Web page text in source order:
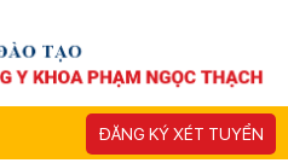
ĐĂNG KÝ XÉT TUYỂN